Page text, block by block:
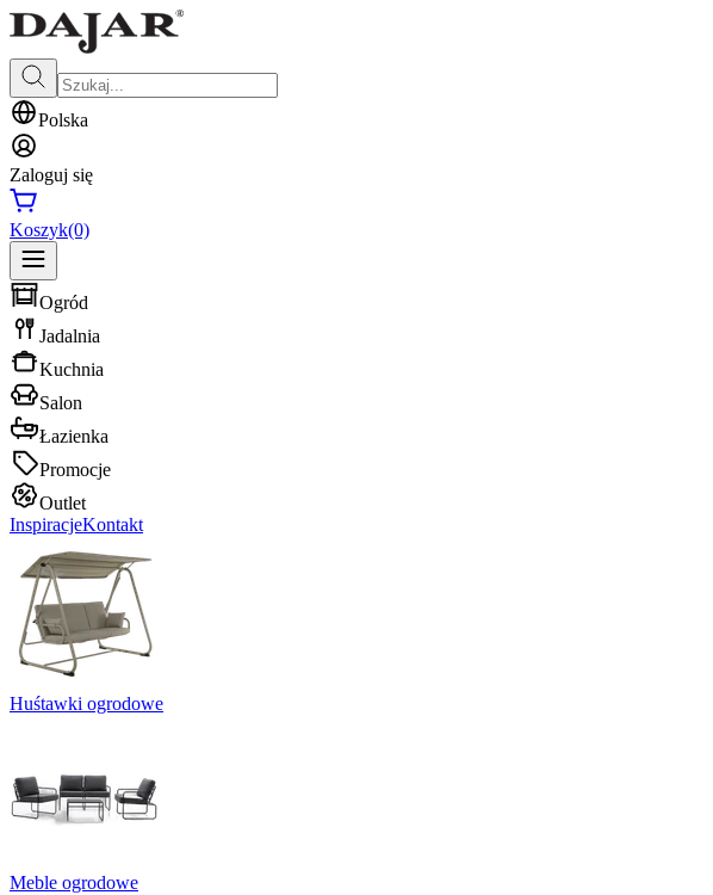
Polska
Zaloguj się
Koszyk(0)
Ogród
Jadalnia
Kuchnia
Salon
Łazienka
Promocje
Outlet
InspiracjeKontakt
Huśtawki ogrodowe
Meble ogrodowe